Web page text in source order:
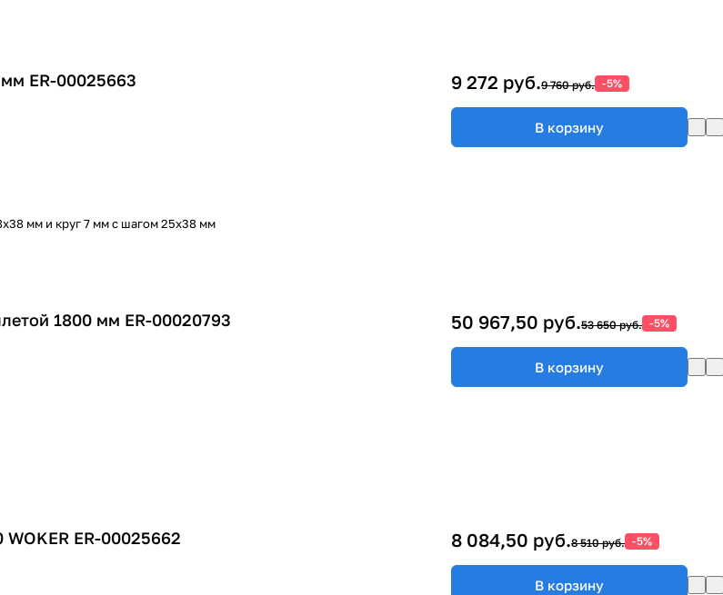
ER-00025663
мм и круг 7 мм с шагом 25х38 мм
9 272 руб.9 760 руб. -5%
В корзину
1800 мм ER-00020793 50 967,50 руб.53 650 руб. -5%
В корзину
ER-00025662 8 084,50 руб.8 510 руб. -5%
В корзину